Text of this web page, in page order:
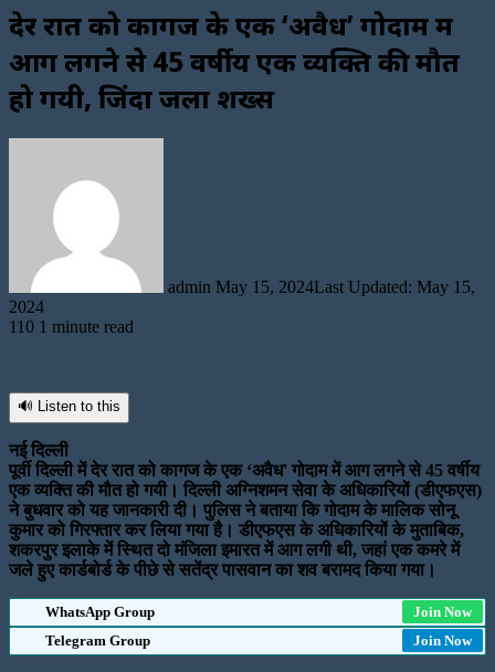
देर रात को कागज के एक ‘अवैध’ गोदाम में
आग लगने से 45 वर्षीय एक व्यक्ति की मौत
हो गयी, जिंदा जला शख्स
admin May 15, 2024Last Updated: May 15,
2024
110 1 minute read
🔊 Listen to this
नई दिल्ली
पूर्वी दिल्ली में देर रात को कागज के एक ‘अवैध' गोदाम में आग लगने से 45 वर्षीय
एक व्यक्ति की मौत हो गयी। दिल्ली अग्निशमन सेवा के अधिकारियों (डीएफएस)
ने बुधवार को यह जानकारी दी। पुलिस ने बताया कि गोदाम के मालिक सोनू
कुमार को गिरफ्तार कर लिया गया है। डीएफएस के अधिकारियों के मुताबिक,
शकरपुर इलाके में स्थित दो मंजिला इमारत में आग लगी थी, जहां एक कमरे में
जले हुए कार्डबोर्ड के पीछे से सतेंद्र पासवान का शव बरामद किया गया।
WhatsApp Group
Join Now
Telegram Group
Join Now